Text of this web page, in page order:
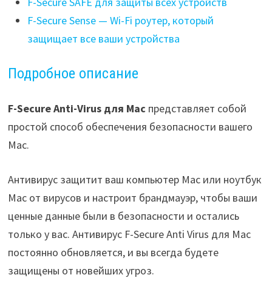
F-Secure Sense — Wi-Fi роутер, который
защищает все ваши устройства
Подробное описание
F-Secure Anti-Virus для Mac представляет собой
простой способ обеспечения безопасности вашего
Mac.
Антивирус защитит ваш компьютер Mac или ноутбук
Mac от вирусов и настроит брандмауэр, чтобы ваши
ценные данные были в безопасности и остались
только у вас. Антивирус F-Secure Anti Virus для Mac
постоянно обновляется, и вы всегда будете
защищены от новейших угроз.